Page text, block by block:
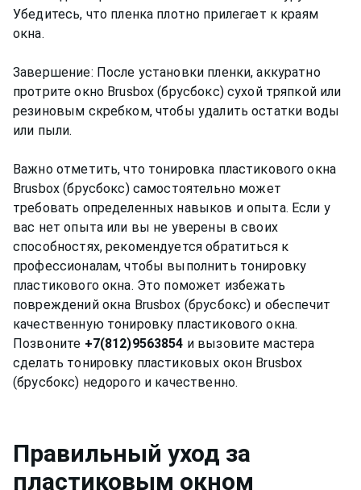
Убедитесь, что пленка плотно прилегает к краям
окна.
Завершение: После установки пленки, аккуратно
протрите окно Brusbox (брусбокс) сухой тряпкой или
резиновым скребком, чтобы удалить остатки воды
или пыли.
Важно отметить, что тонировка пластикового окна
Brusbox (брусбокс) самостоятельно может
требовать определенных навыков и опыта. Если у
вас нет опыта или вы не уверены в своих
способностях, рекомендуется обратиться к
профессионалам, чтобы выполнить тонировку
пластикового окна. Это поможет избежать
повреждений окна Brusbox (брусбокс) и обеспечит
качественную тонировку пластикового окна.
Позвоните +7(812)9563854 и вызовите мастера
сделать тонировку пластиковых окон Brusbox
Правильный уход за
пластиковым окном